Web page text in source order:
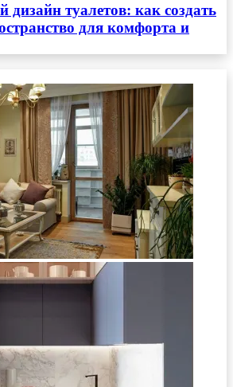
дизайн туалетов: как создать
для комфорта и